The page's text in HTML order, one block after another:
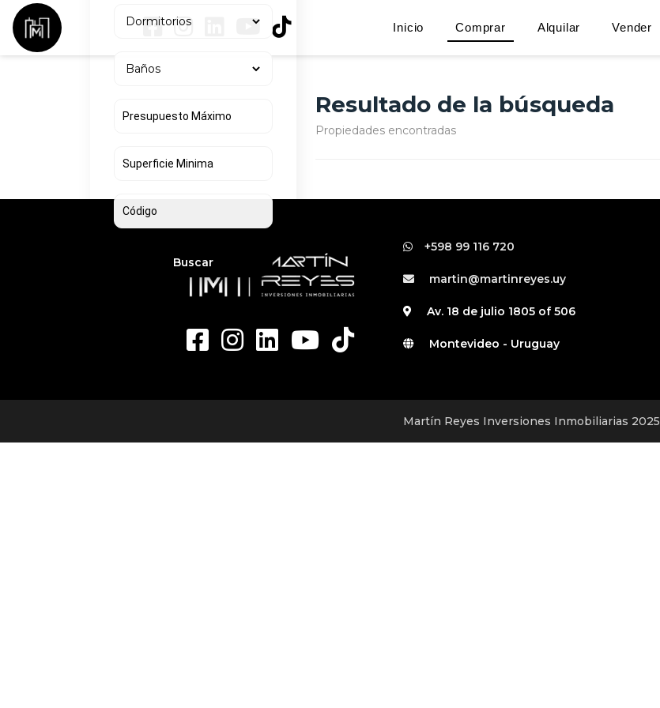
Inicio Comprar Alquilar Vender
Buscar
Resultado de la búsqueda
Propiedades encontradas
+598 99 116 720
martin@martinreyes.uy
Av. 18 de julio 1805 of 506
Montevideo - Uruguay
Martín Reyes Inversiones Inmobiliarias 2025